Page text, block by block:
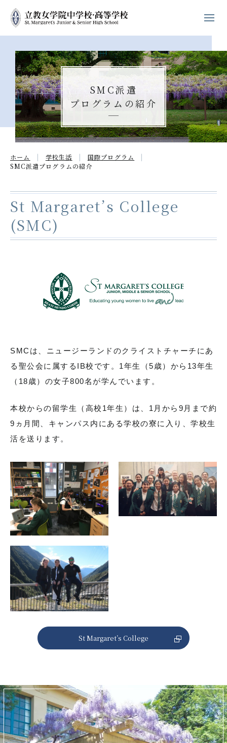
ホーム
学校紹介
立教女学院のキリスト教教育
中高の教育
学校生活
進路・進学
入試案内
お知らせ
在校生用書式ダウンロード 卒業生の皆さんへ
サイトマップ よくある質問
採用情報
関連リンク
個人情報の取り扱いについて
サイトポリシー
SMC派遣
プログラムの紹介
ホーム 学校生活
国際プログラム
SMC派遣プログラムの紹介
St Margaret’s College
(SMC)
SMCは、ニュージーランドのクライストチャーチにあ
る聖公会に属するIB校です。 1年生（5歳）から13年生
（18歳）の女子800名が学んでいます。
本校からの留学生（高校1年生）は、1月から9月まで約
9ヵ月間、キャンパス内にある学校の寮に入り、学校生
活を送ります。
St Margaret’s College